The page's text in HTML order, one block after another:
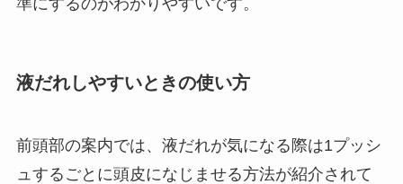
準にするのがわかりやすいです。
液だれしやすいときの使い方
前頭部の案内では、液だれが気になる際は1プッシ
ュするごとに頭皮になじませる方法が紹介されて